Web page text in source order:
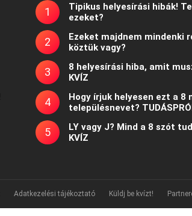
Tipikus helyesírási hibák!
ezeket?
Ezeket majdnem mindenki
köztük vagy?
8 helyesírási hiba, amit
KVÍZ
Hogy írjuk helyesen ezt a 8
településnevet?
LY vagy J? Mind a 8 szót
KVÍZ
Adatkezelési tájékoztató Küldj be kvízt!